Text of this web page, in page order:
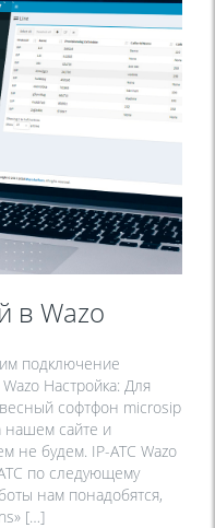
в Wazo
подключение
Настройка: Для
софтфон microsip
нашем сайте и
не будем. IP-ATC Wazo
по следующему
нам понадобятся,
[…]